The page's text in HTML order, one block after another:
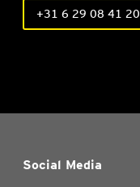
+31 6 29 08 41 20
Social Media